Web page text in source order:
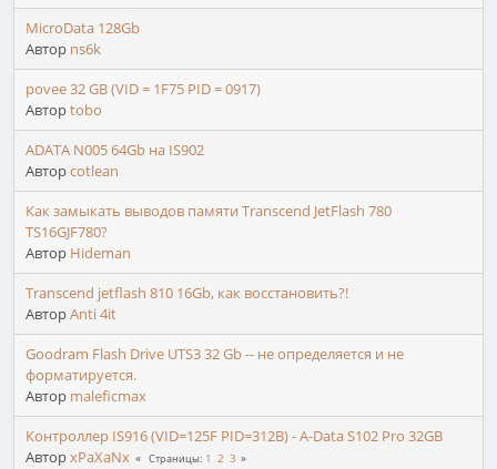
MicroData 128Gb
Автор ns6k
povee 32 GB (VID = 1F75 PID = 0917)
Авторtobo
ADATA N005 64Gb на IS902
Авторcotlean
Как замыкать выводов памяти Transcend JetFlash 780
TS16GJF780?
Автор Hideman
Transcend jetflash 810 16Gb, как восстановить?!
АвторAnti 4it
Goodram Flash Drive UTS3 32 Gb -- не определяется и не
форматируется.
Автор maleficmax
Контроллер IS916 (VID=125F PID=312B) - A-Data S102 Pro 32GB
АвторxPaXaNx Страницы 1 2 3